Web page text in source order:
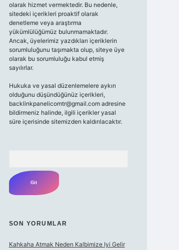
olarak hizmet vermektedir. Bu nedenle,
sitedeki içerikleri proaktif olarak
denetleme veya araştırma
yükümlülüğümüz bulunmamaktadır.
Ancak, üyelerimiz yazdıkları içeriklerin
sorumluluğunu taşımakta olup, siteye üye
olarak bu sorumluluğu kabul etmiş
sayılırlar.
Hukuka ve yasal düzenlemelere aykırı
olduğunu düşündüğünüz içerikleri,
backlinkpanelicomtr@gmail.comadresine
bildirmeniz halinde, ilgili içerikler yasal
süre içerisinde sitemizden kaldırılacaktır.
SON YORUMLAR
Kahkaha Atmak Neden Kalbimize Iyi Gelir